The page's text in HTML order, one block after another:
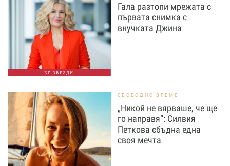
БГ ЗВЕЗДИ
Гала разтопи мрежата с
първата снимка с
внучката Джина
СВОБОДНО ВРЕМЕ
„Никой не вярваше, че ще
го направя“: Силвия
Петкова сбъдна една
своя мечта